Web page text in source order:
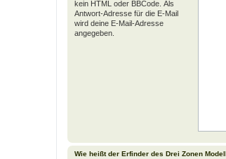
kein HTML oder BBCode. Als
Antwort-Adresse für die E-Mail
wird deine E-Mail-Adresse
angegeben.
Wie heißt der Erfinder des Drei Zonen